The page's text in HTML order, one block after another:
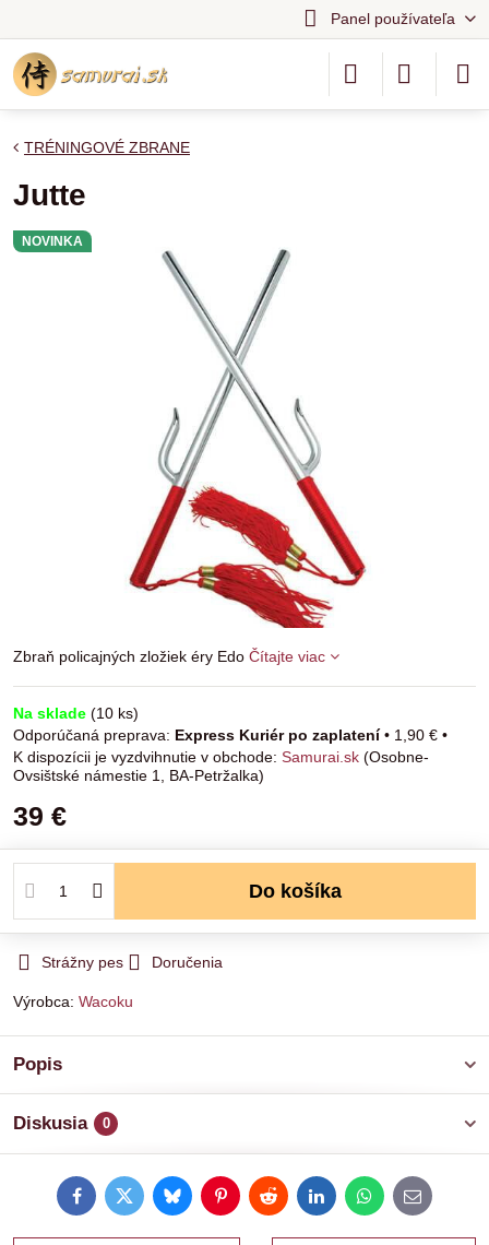
Panel používateľa
NOVINKA
TRÉNINGOVÉ ZBRANE
Jutte
Zbraň policajných zložiek éry Edo Čítajte viac
Na sklade (10 ks)
Express Kuriér po zaplatení• 1,90 € •
Samurai.sk (Osobne-
Ovsištské námestie 1, BA-Petržalka)
39 €
Do košíka
Strážny pes Doručenia
Výrobca: Wacoku
Popis
Diskusia 0
FacebookTwitterBlueskyPinterestRedditLinkedInWhatsApp
E-
mail